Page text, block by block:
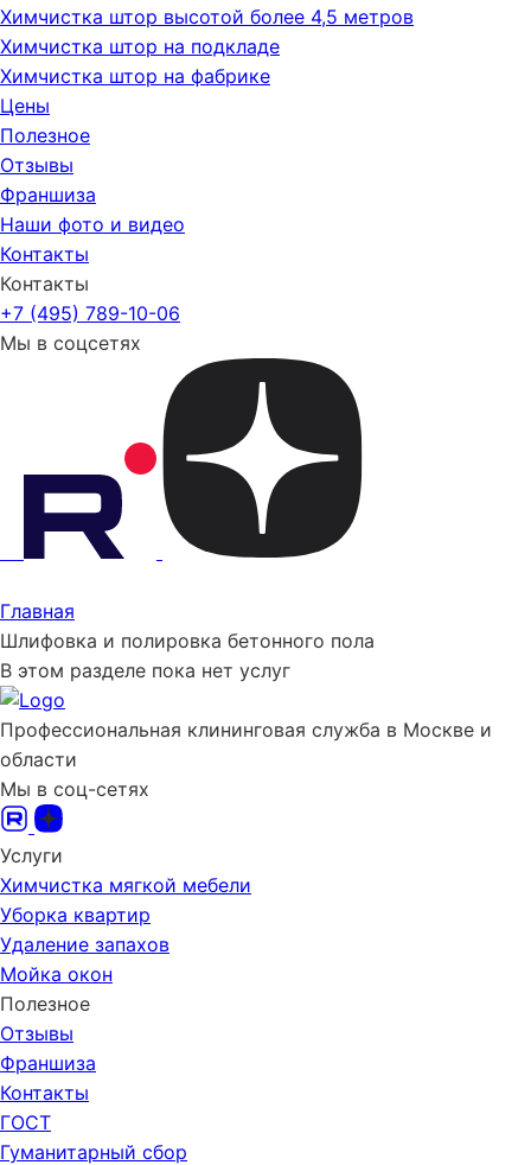
Химчистка штор высотой более 4,5 метров
Химчистка штор на подкладе
Химчистка штор на фабрике
Цены
Полезное
Отзывы
Франшиза
Наши фото и видео
Контакты
Контакты
+7 (495) 789-10-06
Мы в соцсетях
Главная
Шлифовка и полировка бетонного пола
В этом разделе пока нет услуг
Профессиональная клининговая служба в Москве и
области
Мы в соц-сетях
Услуги
Химчистка мягкой мебели
Уборка квартир
Удаление запахов
Мойка окон
Полезное
Отзывы
Франшиза
Контакты
ГОСТ
Гуманитарный сбор